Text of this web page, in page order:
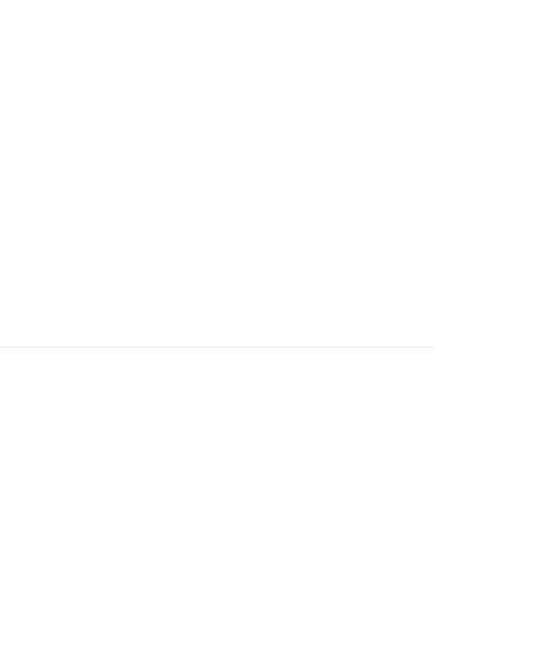
ulei, otet sau alte lichide alimentare care necesita o dozare controlata.
coroziune si usor de curatat, ceea ce le recomanda pentru utilizare